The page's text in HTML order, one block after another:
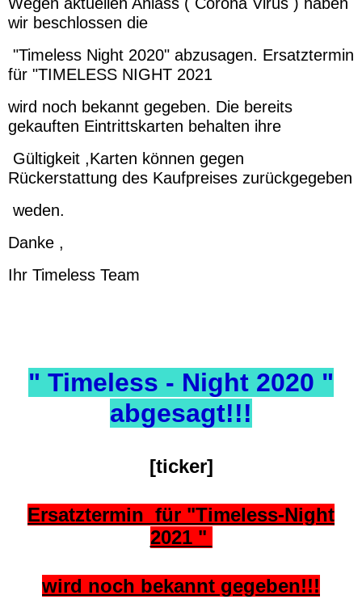
Wegen aktuellen Anlass ( Corona Virus ) haben
wir beschlossen die
"Timeless Night 2020" abzusagen. Ersatztermin
für "TIMELESS NIGHT 2021
wird noch bekannt gegeben. Die bereits
gekauften Eintrittskarten behalten ihre
Gültigkeit ,Karten können gegen
Rückerstattung des Kaufpreises zurückgegeben
weden.
Danke ,
Ihr Timeless Team
" Timeless - Night 2020 "
abgesagt!!!
[ticker]
Ersatztermin für "Timeless-Night
2021 "
wird noch bekannt gegeben!!!